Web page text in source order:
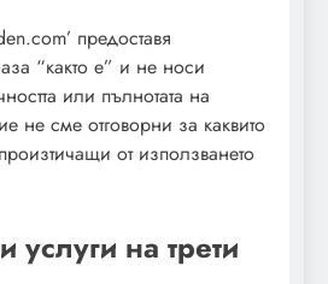
предоставя
“както е” и не носи
или пълнотата на
не сме отговорни за каквито
от използването
услуги на трети